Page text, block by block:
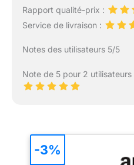
Rapport qualité-prix :
Service de livraison :
Notes des utilisateurs 5/5
Note de 5 pour 2 utilisateurs
-3%